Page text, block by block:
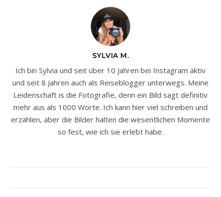
SYLVIA M.
Ich bin Sylvia und seit über 10 Jahren bei Instagram aktiv
und seit 8 Jahren auch als Reiseblogger unterwegs. Meine
Leidenschaft is die Fotografie, denn ein Bild sagt definitiv
mehr aus als 1000 Worte. Ich kann hier viel schreiben und
erzählen, aber die Bilder halten die wesentlichen Momente
so fest, wie ich sie erlebt habe.